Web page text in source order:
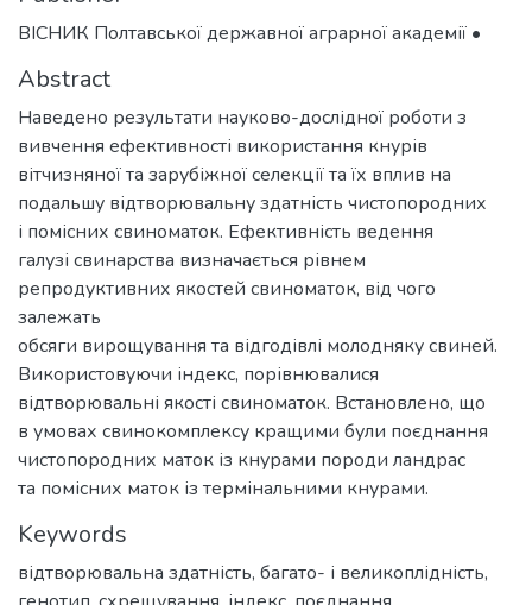
ВІСНИК Полтавської державної аграрної академії •
Abstract
Наведено результати науково-дослідної роботи з
вивчення ефективності використання кнурів
вітчизняної та зарубіжної селекції та їх вплив на
подальшу відтворювальну здатність чистопородних
і помісних свиноматок. Ефективність ведення
галузі свинарства визначається рівнем
репродуктивних якостей свиноматок, від чого
залежать
обсяги вирощування та відгодівлі молодняку свиней.
Використовуючи індекс, порівнювалися
відтворювальні якості свиноматок. Встановлено, що
в умовах свинокомплексу кращими були поєднання
чистопородних маток із кнурами породи ландрас
та помісних маток із термінальними кнурами.
Keywords
відтворювальна здатність, багато- і великоплідність,